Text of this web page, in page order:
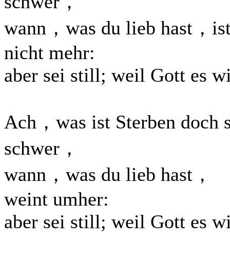
wann，was du lieb hast，
nicht mehr:
aber sei still; weil Gott es
Ach，was ist Sterben doch
schwer，
wann，was du lieb hast，
weint umher:
aber sei still; weil Gott es